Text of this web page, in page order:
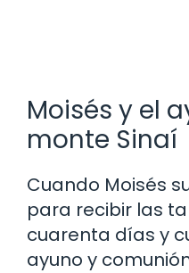
Moisés y el
monte Sinaí
Cuando Moisés
para recibir las
cuarenta días y
ayuno y